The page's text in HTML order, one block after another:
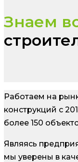
Знаем
Работаем на
конструкций с
более 150
Являясь
мы уверены в